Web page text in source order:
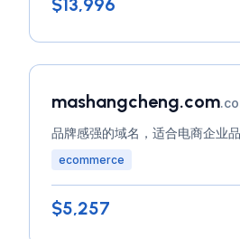
$13,996
mashangcheng.com
品牌感强的域名，适合电商企业
ecommerce
$5,257